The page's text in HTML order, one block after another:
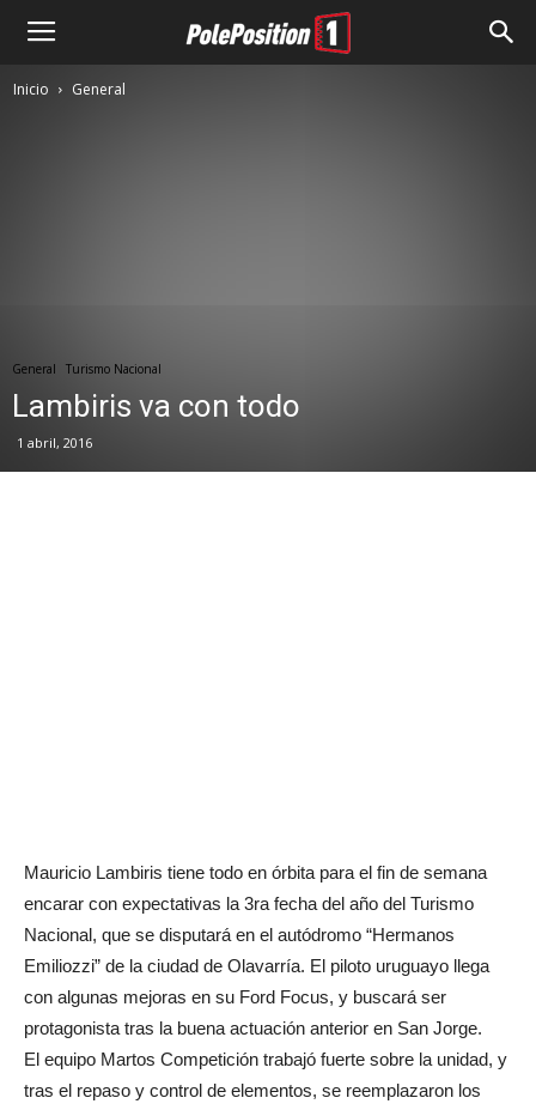
Inicio General
General Turismo Nacional
Lambiris va con todo
1 abril, 2016
Mauricio Lambiris tiene todo en órbita para el fin de semana
encarar con expectativas la 3ra fecha del año del Turismo
Nacional, que se disputará en el autódromo “Hermanos
Emiliozzi” de la ciudad de Olavarría. El piloto uruguayo llega
con algunas mejoras en su Ford Focus, y buscará ser
protagonista tras la buena actuación anterior en San Jorge.
El equipo Martos Competición trabajó fuerte sobre la unidad, y
tras el repaso y control de elementos, se reemplazaron los